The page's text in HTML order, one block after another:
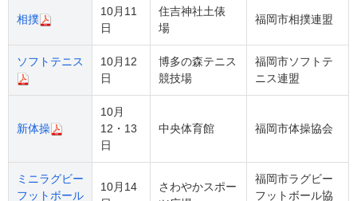
相撲
10月11
日
住吉神社土俵
場
福岡市相撲連盟
ソフトテニス
10月12
日
博多の森テニス
競技場
福岡市ソフトテ
ニス連盟
新体操
10月
12・13
日
中央体育館 福岡市体操協会
ミニラグビー
フットボール
10月14
さわやかスポー
福岡市ラグビー
フットボール協